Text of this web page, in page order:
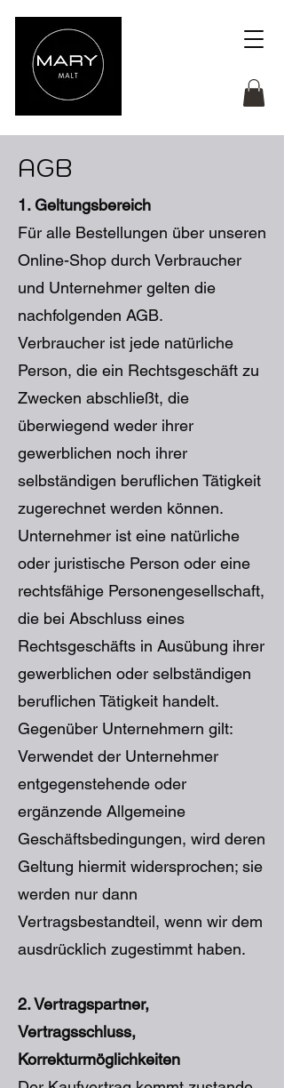
AGB
1. Geltungsbereich
Für alle Bestellungen über unseren
Online-Shop durch Verbraucher
und Unternehmer gelten die
nachfolgenden AGB.
Verbraucher ist jede natürliche
Person, die ein Rechtsgeschäft zu
Zwecken abschließt, die
überwiegend weder ihrer
gewerblichen noch ihrer
selbständigen beruflichen Tätigkeit
zugerechnet werden können.
Unternehmer ist eine natürliche
oder juristische Person oder eine
rechtsfähige Personengesellschaft,
die bei Abschluss eines
Rechtsgeschäfts in Ausübung ihrer
gewerblichen oder selbständigen
beruflichen Tätigkeit handelt.
Gegenüber Unternehmern gilt:
Verwendet der Unternehmer
entgegenstehende oder
ergänzende Allgemeine
Geschäftsbedingungen, wird deren
Geltung hiermit widersprochen; sie
werden nur dann
Vertragsbestandteil, wenn wir dem
ausdrücklich zugestimmt haben.
2. Vertragspartner,
Vertragsschluss,
Korrekturmöglichkeiten